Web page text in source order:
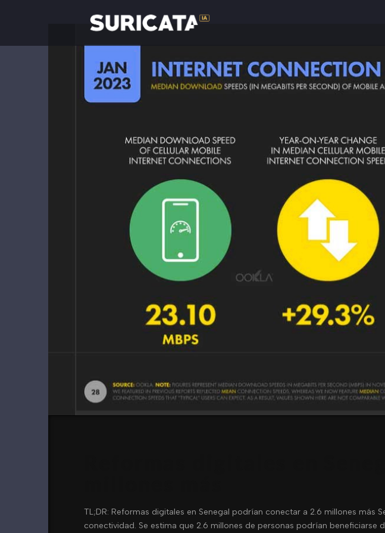
TL;DR: Reformas digitales en Senegal podrían conectar a 2.6 millones
conectividad. Se estima que 2.6 millones de personas podrían